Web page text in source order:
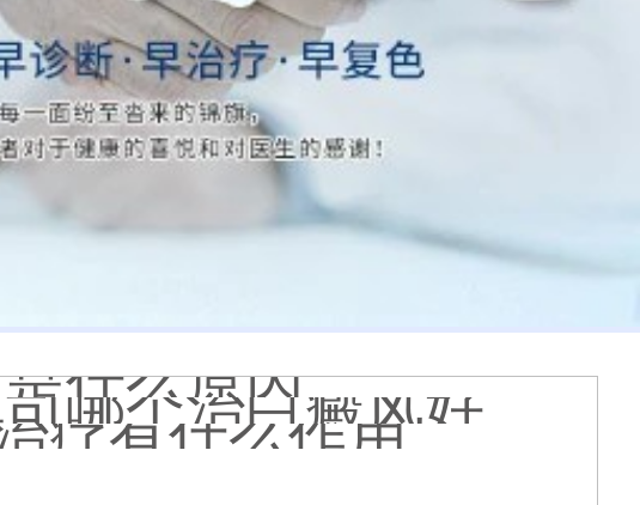
查白斑准确吗
光疗怎么样
一个光斑大概费用多少
摸着光滑怎么回事
风吗 有没有副作用
到的更大正常吗
什么原因
哪个治白癜风好
疗有什么作用
可能是哪种皮肤病